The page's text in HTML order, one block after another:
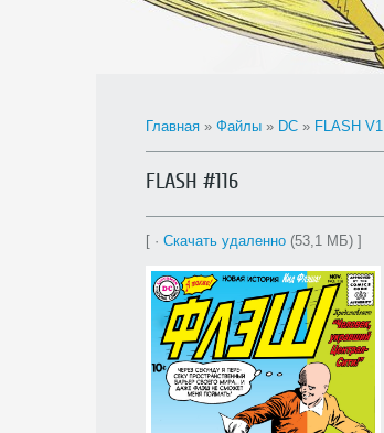
Главная » Файлы » DC » FLASH V1
FLASH #116
[ · Скачать удаленно (53,1 МБ) ]